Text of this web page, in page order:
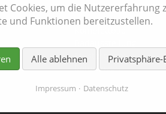
Bad aus einer
Musterbäder
Referenzen
Cookies, um die Nutzererfahrung
und Funktionen bereitzustellen.
Alle ablehnen Privatsphäre-
Impressum Datenschutz